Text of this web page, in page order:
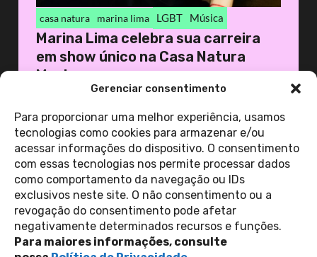
Gerenciar consentimento
Para proporcionar uma melhor experiência, usamos
tecnologias como cookies para armazenar e/ou
acessar informações do dispositivo. O consentimento
com essas tecnologias nos permite processar dados
como comportamento da navegação ou IDs
exclusivos neste site. O não consentimento ou a
revogação do consentimento pode afetar
negativamente determinados recursos e funções.
Para maiores informações, consulte
casa natura marina lima LGBT Música
Marina Lima celebra sua carreira
em show único na Casa Natura
Music...
25 de abril de 2024
ver todas as
notícias
Contato
Política de Privacidade
Perguntas Frequentes
copyright 2026